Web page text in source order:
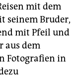
mit dem
seinem Bruder,
mit Pfeil und
aus dem
Fotografien in